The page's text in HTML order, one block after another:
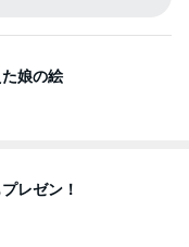
娘の絵
レゼン！